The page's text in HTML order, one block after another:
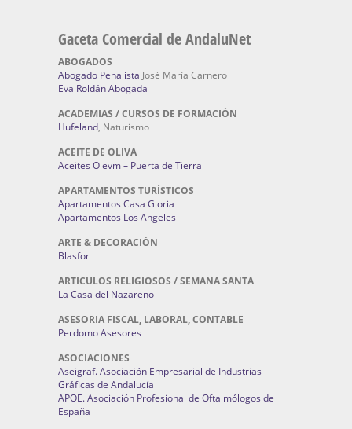
Gaceta Comercial de AndaluNet
ABOGADOS
Abogado Penalista José María Carnero
Eva Roldán Abogada
ACADEMIAS / CURSOS DE FORMACIÓN
Hufeland, Naturismo
ACEITE DE OLIVA
Aceites Olevm – Puerta de Tierra
APARTAMENTOS TURÍSTICOS
Apartamentos Casa Gloria
Apartamentos Los Angeles
ARTE & DECORACIÓN
Blasfor
ARTICULOS RELIGIOSOS / SEMANA SANTA
La Casa del Nazareno
ASESORIA FISCAL, LABORAL, CONTABLE
Perdomo Asesores
ASOCIACIONES
Aseigraf. Asociación Empresarial de Industrias
Gráficas de Andalucía
APOE. Asociación Profesional de Oftalmólogos de
España